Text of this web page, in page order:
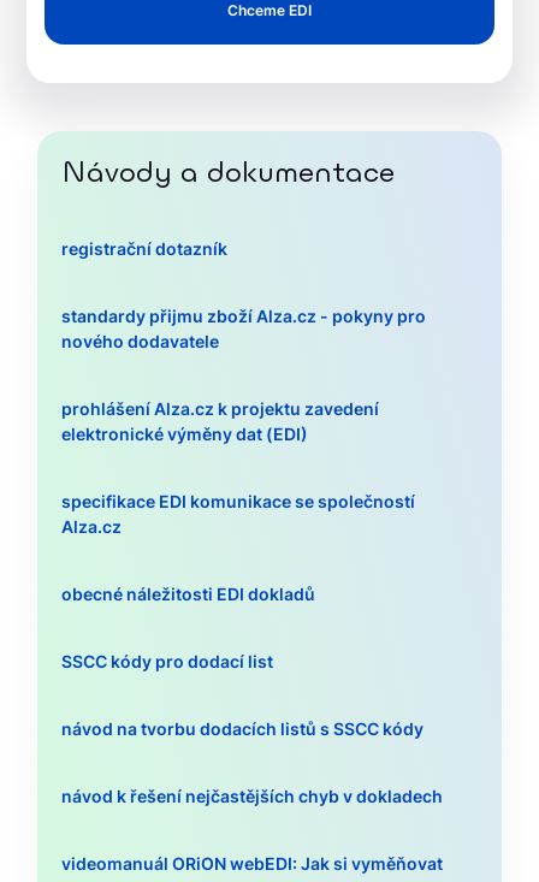
Chceme EDI
Návody a dokumentace
registrační dotazník
standardy přijmu zboží Alza.cz - pokyny pro
nového dodavatele
prohlášení Alza.cz k projektu zavedení
elektronické výměny dat (EDI)
specifikace EDI komunikace se společností
Alza.cz
obecné náležitosti EDI dokladů
SSCC kódy pro dodací list
návod na tvorbu dodacích listů s SSCC kódy
návod k řešení nejčastějších chyb v dokladech
videomanuál ORiON webEDI: Jak si vyměňovat